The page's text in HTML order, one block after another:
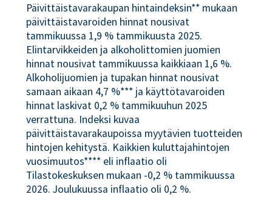
Päivittäistavarakaupan hintaindeksin** mukaan
päivittäistavaroiden hinnat nousivat
tammikuussa 1,9 % tammikuusta 2025.
Elintarvikkeiden ja alkoholittomien juomien
hinnat nousivat tammikuussa kaikkiaan 1,6 %.
Alkoholijuomien ja tupakan hinnat nousivat
samaan aikaan 4,7 %*** ja käyttötavaroiden
hinnat laskivat 0,2 % tammikuuhun 2025
verrattuna. Indeksi kuvaa
päivittäistavarakaupoissa myytävien tuotteiden
hintojen kehitystä. Kaikkien kuluttajahintojen
vuosimuutos**** eli inflaatio oli
Tilastokeskuksen mukaan -0,2 % tammikuussa
2026. Joulukuussa inflaatio oli 0,2 %.